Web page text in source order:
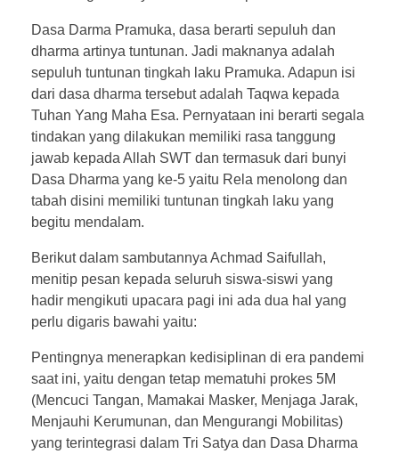
Dasa Darma Pramuka, dasa berarti sepuluh dan
dharma artinya tuntunan. Jadi maknanya adalah
sepuluh tuntunan tingkah laku Pramuka. Adapun isi
dari dasa dharma tersebut adalah Taqwa kepada
Tuhan Yang Maha Esa. Pernyataan ini berarti segala
tindakan yang dilakukan memiliki rasa tanggung
jawab kepada Allah SWT dan termasuk dari bunyi
Dasa Dharma yang ke-5 yaitu Rela menolong dan
tabah disini memiliki tuntunan tingkah laku yang
begitu mendalam.
Berikut dalam sambutannya Achmad Saifullah,
menitip pesan kepada seluruh siswa-siswi yang
hadir mengikuti upacara pagi ini ada dua hal yang
perlu digaris bawahi yaitu:
Pentingnya menerapkan kedisiplinan di era pandemi
saat ini, yaitu dengan tetap mematuhi prokes 5M
(Mencuci Tangan, Mamakai Masker, Menjaga Jarak,
Menjauhi Kerumunan, dan Mengurangi Mobilitas)
yang terintegrasi dalam Tri Satya dan Dasa Dharma